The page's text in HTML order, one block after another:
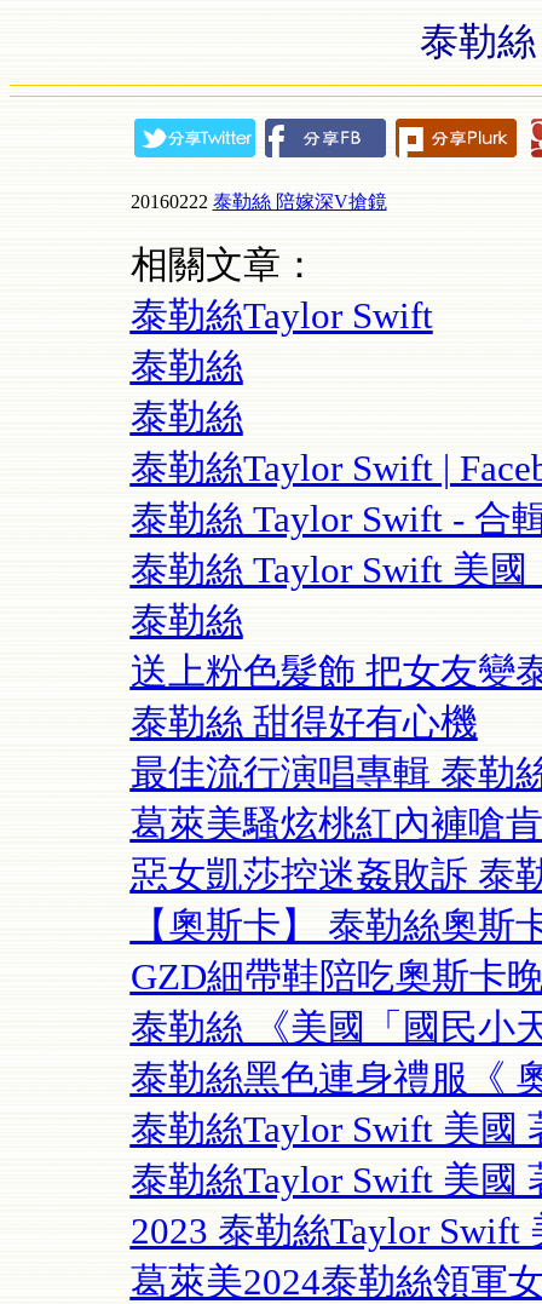
泰勒
20160222 泰勒絲 陪嫁深V搶鏡
相關文章：
泰勒絲Taylor Swift
泰勒絲
泰勒絲
泰勒絲Taylor Swift |
泰勒絲 Taylor Swift - 合
泰勒絲 Taylor Swift 美
泰勒絲
送上粉色髮飾 把女友變
泰勒絲 甜得好有心機
最佳流行演唱專輯 泰勒
葛萊美騷炫桃紅內褲嗆
惡女凱莎控迷姦敗訴 泰
【奧斯卡】 泰勒絲奧
GZD細帶鞋陪吃奧斯卡
泰勒絲 《美國「國民小
泰勒絲黑色連身禮服《
泰勒絲Taylor Swift 美國
泰勒絲Taylor Swift 美國
2023 泰勒絲Taylor
葛萊美2024泰勒絲領軍